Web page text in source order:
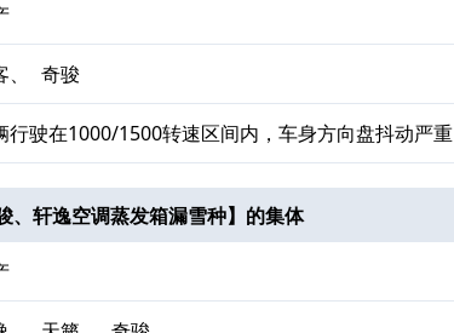
奇骏
行驶在1000/1500转速区间内，车身方向盘抖动严重
、轩逸空调蒸发箱漏雪种】的集体